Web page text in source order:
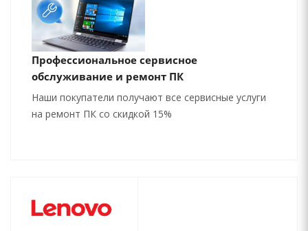
Профессиональное сервисное
обслуживание и ремонт ПК
Наши покупатели получают все сервисные услуги
на ремонт ПК со скидкой 15%